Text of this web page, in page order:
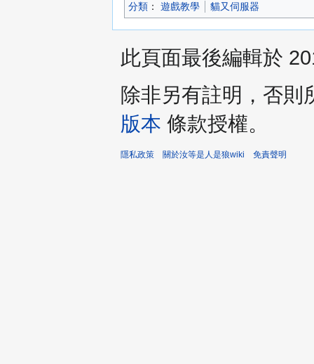
分類 ：​ 遊戲教學 貓又伺服器
此頁面最後編輯於
除非另有註明，否
版本 條款授權。
隱私政策 關於汝等是人是狼wiki 免責聲明